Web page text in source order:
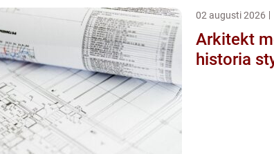
02 augusti 2026
Arkitekt mölle när
historia